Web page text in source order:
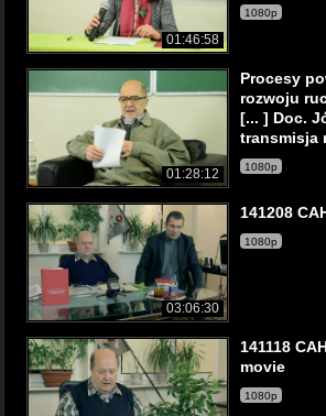
01:46:58
1080p
01:28:12
Procesy
rozwoju
[... ] Doc.
transmisja
1080p
03:06:30
141208
1080p
141118
movie
1080p